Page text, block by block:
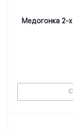
Медогонка 2-